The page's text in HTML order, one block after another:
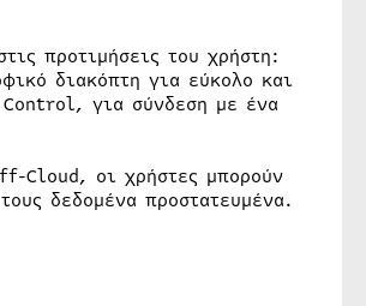
προτιμήσεις του χρήστη:
διακόπτη για εύκολο και
για σύνδεση με ένα
Cloud, οι χρήστες μπορούν
δεδομένα προστατευμένα.